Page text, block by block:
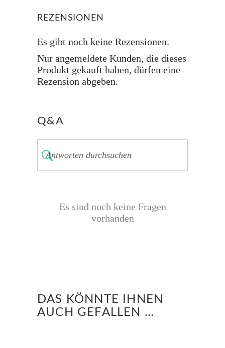
REZENSIONEN
Es gibt noch keine Rezensionen.
Nur angemeldete Kunden, die dieses
Produkt gekauft haben, dürfen eine
Rezension abgeben.
Q&A
Es sind noch keine Fragen
vorhanden
DAS KÖNNTE IHNEN
AUCH GEFALLEN …